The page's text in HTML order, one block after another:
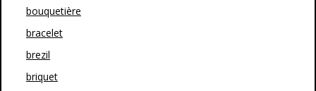
bouquetière
bracelet
brezil
briquet